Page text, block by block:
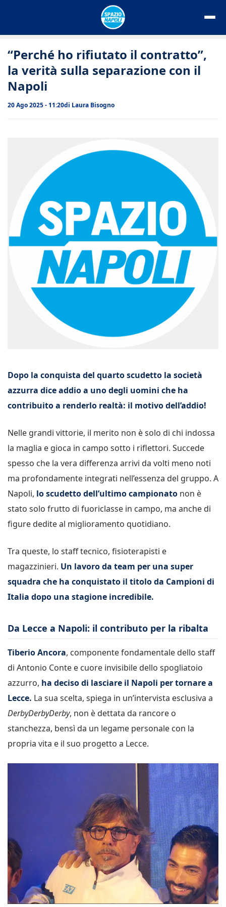
“Perché ho rifiutato il contratto”,
la verità sulla separazione con il
Napoli
20 Ago 2025 - 11:20di Laura Bisogno
Dopo la conquista del quarto scudetto la società
azzurra dice addio a uno degli uomini che ha
contribuito a renderlo realtà: il motivo dell’addio!
Nelle grandi vittorie, il merito non è solo di chi indossa
la maglia e gioca in campo sotto i riflettori. Succede
spesso che la vera differenza arrivi da volti meno noti
ma profondamente integrati nell’essenza del gruppo. A
Napoli, lo scudetto dell’ultimo campionato non è
stato solo frutto di fuoriclasse in campo, ma anche di
figure dedite al miglioramento quotidiano.
Tra queste, lo staff tecnico, fisioterapisti e
magazzinieri. Un lavoro da team per una super
squadra che ha conquistato il titolo da Campioni di
Italia dopo una stagione incredibile.
Da Lecce a Napoli: il contributo per la ribalta
Tiberio Ancora, componente fondamentale dello staff
di Antonio Conte e cuore invisibile dello spogliatoio
azzurro, ha deciso di lasciare il Napoli per tornare a
Lecce. La sua scelta, spiega in un’intervista esclusiva a
DerbyDerbyDerby, non è dettata da rancore o
stanchezza, bensì da un legame personale con la
propria vita e il suo progetto a Lecce.